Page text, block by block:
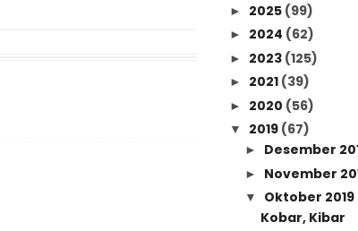
► 2025 (99)
► 2024 (62)
► 2023 (125)
► 2021 (39)
► 2020 (56)
▼ 2019 (67)
► Desember
► November
▼ Oktober 2019
Kobar, Kibar